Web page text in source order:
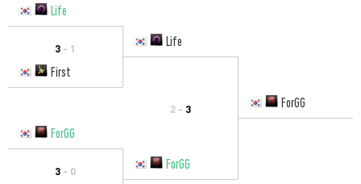
Life
3 - 1
Life
First
2 - 3
ForGG
ForGG
3 - 0
ForGG